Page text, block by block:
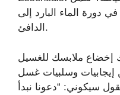
الماء البارد إلى
الدافئ.
إخضاع ملابسك للغسيل
إيجابيات وسلبيات غسل
سيكوني: “دعونا نبدأ